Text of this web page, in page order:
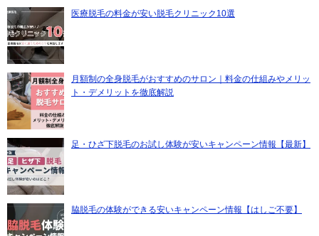
医療脱毛の料金が安い脱毛クリニック10選
月額制の全身脱毛がおすすめのサロン｜料金の仕組みやメリッ
ト・デメリットを徹底解説
足・ひざ下脱毛のお試し体験が安いキャンペーン情報【最新】
脇脱毛の体験ができる安いキャンペーン情報【はしご不要】